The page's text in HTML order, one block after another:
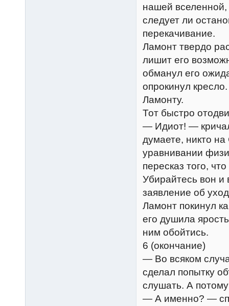
нашей вселенной,
следует ли
перекачивание.
Ламонт твердо
лишит его
обманул его
опрокинул
Ламонту.
Тот быстро
— Идиот! —
думаете, никто
уравнивании
пересказ того,
Убирайтесь вон и
заявление об
Ламонт покинул
его душила
ним обойтись.
6 (окончание)
— Во всяком
сделал попытку
слушать. А
— А именно? —